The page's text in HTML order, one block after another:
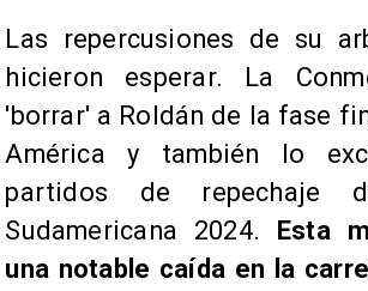
Las repercusiones de su
hicieron esperar. La
'borrar' a Roldán de la fase
América y también lo
partidos de repechaje
Sudamericana 2024.
Esta
una notable caída en la